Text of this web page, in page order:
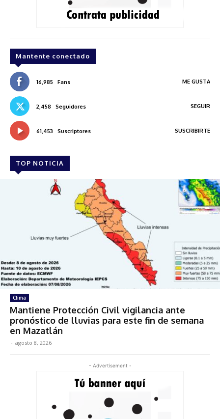
Mantente conectado
16,985 Fans ME GUSTA
2,458 Seguidores SEGUIR
61,453 Suscriptores SUSCRIBIRTE
TOP NOTICIA
Clima
Mantiene Protección Civil vigilancia ante
pronóstico de lluvias para este fin de semana
en Mazatlán
- agosto 8, 2026
- Advertisement -